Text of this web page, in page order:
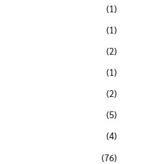
(1)
(1)
(2)
(1)
(2)
(5)
(4)
(76)